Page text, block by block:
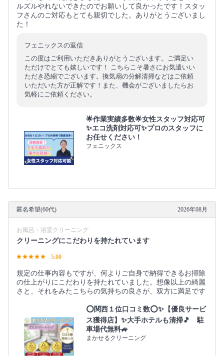
ルズルやれないできたのでお願いして良かったです！スタッ
フさんのご対応もとても親切でした。ありがとうございまし
た！
フェニックスの返信
この度はご利用いただきありがとうございます。ご満足い
ただけでとても嬉しいです！ こちらこそ暑さにお気遣いい
ただき恐縮でございます。換気扇の分解清掃などはご依頼
いただいた方が正解です！また、機会がございましたらお
気軽にご依頼ください。
🌟作業実績多数🌟女性スタッフ対応可
✨エコ洗剤対応可✨プロのスタッフに
お任せください！
フェニックス
匿名希望(60代) 2026年08月
お風呂・浴室クリーニング
クリーニングにこだわりを持たれています
5.00
規定の仕事内容もですが、何よりご自身で納得できるお掃除
の仕上がりにこだわりを持たれていました。想像以上の綺麗
さと、それをみたこちらの気持ちの良さが、双方に満足です
⭕関西１位口コミ数⭕✨【優良サービ
ス獲得店】✨大手ホテルも清掃🎵 駐
車場代無料🚙
まかせるクリーニング